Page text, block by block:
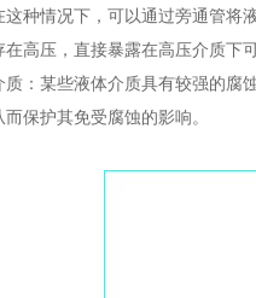
这种情况下，可以通过旁通管将
在高压，直接暴露在高压介质下
质：某些液体介质具有较强的腐
保护其免受腐蚀的影响。